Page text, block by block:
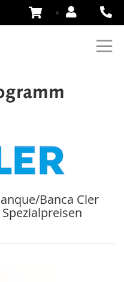
Zum
Inhalt
Banca Cler